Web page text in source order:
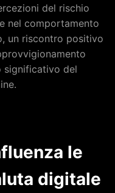
del rischio
nel comportamento
un riscontro positivo
significativo del
le
digitale